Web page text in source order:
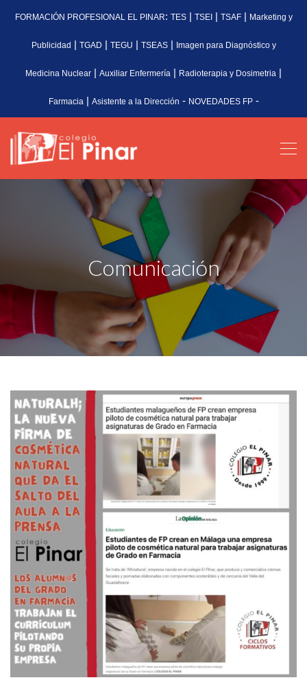
FORMACIÓN PROFESIONAL EL PINAR: TES| TSEI| TSAF| Marketing y
Publicidad | TGAD | TEGU | TSEAS| Imagen para Diagnóstico y
Medicina Nuclear | Auxiliar Enfermería | Radioterapia y Dosimetria |
Farmacia | Asistente a la Dirección - NOVEDADES FP-
Comunicación